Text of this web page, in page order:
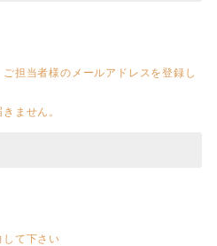
担当者様のメールアドレスを登録し
ません。
て下さい